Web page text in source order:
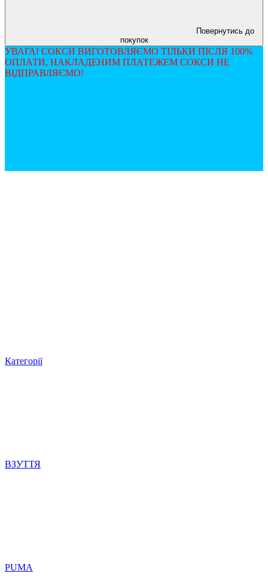
Повернутись до
покупок
УВАГА! СОКСИ ВИГОТОВЛЯЄМО ТІЛЬКИ ПІСЛЯ 100%
ОПЛАТИ, НАКЛАДЕНИМ ПЛАТЕЖЕМ СОКСИ НЕ
ВІДПРАВЛЯЄМО!
Категорії
ВЗУТТЯ
PUMA